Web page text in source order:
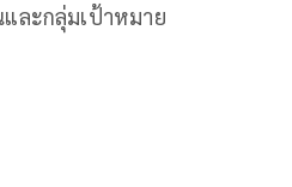
ละกลุ่มเป้าหมาย